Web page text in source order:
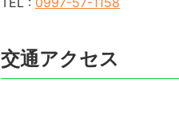
交通アクセス